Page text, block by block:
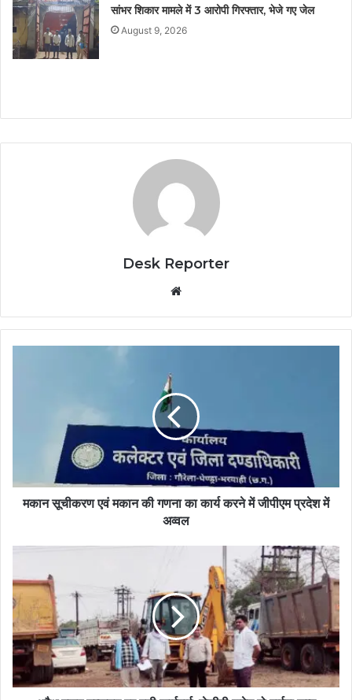
सांभर शिकार मामले में 3 आरोपी गिरफ्तार, भेजे गए जेल
August 9, 2026
Desk Reporter
मकान सूचीकरण एवं मकान की गणना का कार्य करने में जीपीएम प्रदेश में
अव्वल